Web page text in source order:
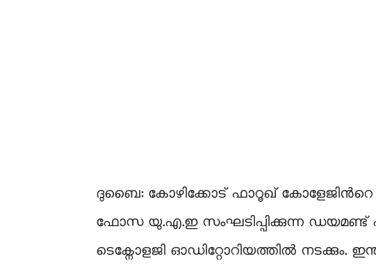
ദുബൈ: കോഴിക്കോട് ഫാറൂഖ് കോളേജിന്‍റെ
ഫോസ യു.എ.ഇ സംഘടിപ്പിക്കുന്ന
ടെക്നോളജി ഓഡിറ്റോറിയത്തിൽ നടക്കും.